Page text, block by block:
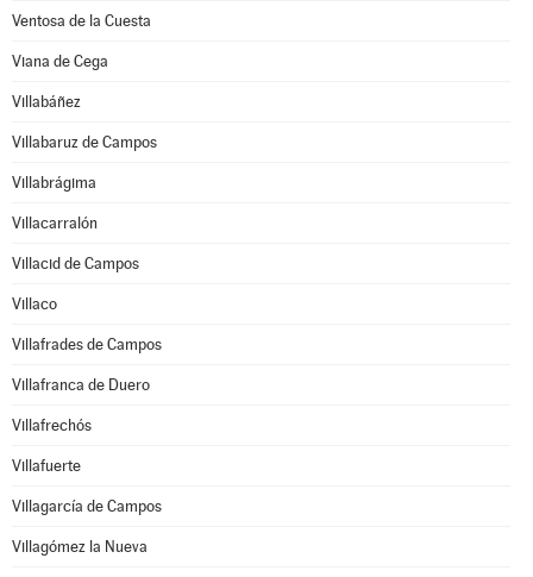
Ventosa de la Cuesta
Viana de Cega
Villabáñez
Villabaruz de Campos
Villabrágima
Villacarralón
Villacid de Campos
Villaco
Villafrades de Campos
Villafranca de Duero
Villafrechós
Villafuerte
Villagarcía de Campos
Villagómez la Nueva